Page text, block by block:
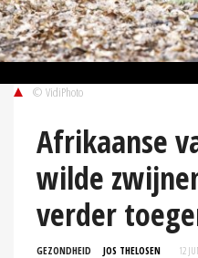
© VidiPhoto
Afrikaanse
wilde
verder
GEZONDHEID JOS THELOSEN 12